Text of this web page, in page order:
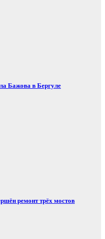
Бажова в Бергуле
ремонт трёх мостов